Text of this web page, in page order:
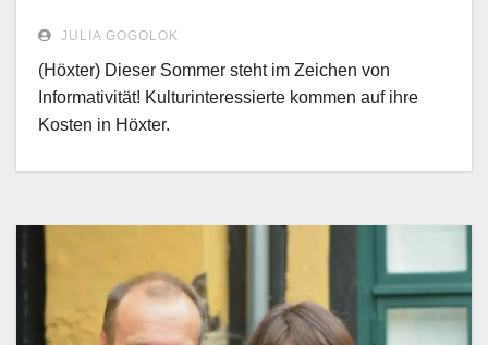
JULIA GOGOLOK
(Höxter) Dieser Sommer steht im Zeichen von
Informativität! Kulturinteressierte kommen auf ihre
Kosten in Höxter.